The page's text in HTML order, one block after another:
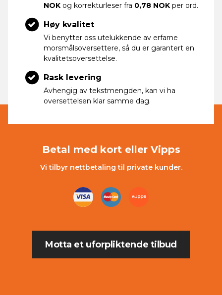
NOK og korrekturleser fra 0,78 NOK per ord.
Høy kvalitet
Vi benytter oss utelukkende av erfarne
morsmålsoversettere, så du er garantert en
kvalitetsoversettelse.
Rask levering
Avhengig av tekstmengden, kan vi ha
oversettelsen klar samme dag.
Betal med kort eller Vipps
Vi tilbyr nettbetaling til private kunder.
Motta et uforpliktende tilbud